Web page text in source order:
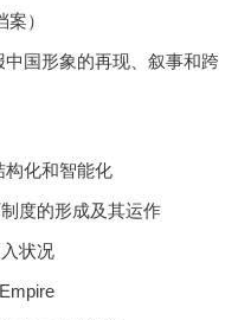
）
国形象的再现、叙事和跨
构化和智能化
度的形成及其运作
状况